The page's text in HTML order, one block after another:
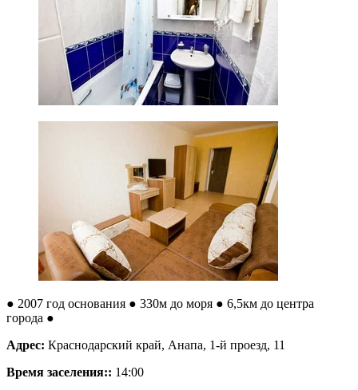
● 2007 год основания ● 330м до моря ● 6,5км до центра
города ●
Адрес: Краснодарский край, Анапа, 1-й проезд, 11
Время заселения:: 14:00